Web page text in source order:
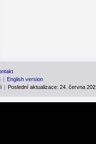
| English version
| Poslední aktualizace: 24. června